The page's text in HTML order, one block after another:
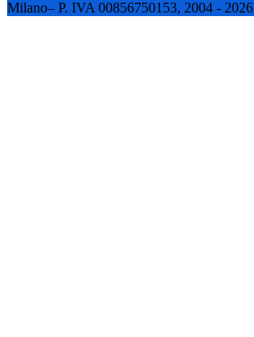
Milano– P. IVA 00856750153, 2004 - 2026